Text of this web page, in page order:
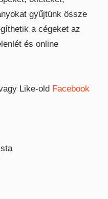
gyűjtünk össze
a cégeket az
és online
Like-old Facebook